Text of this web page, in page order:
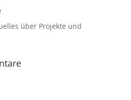
über Projekte und